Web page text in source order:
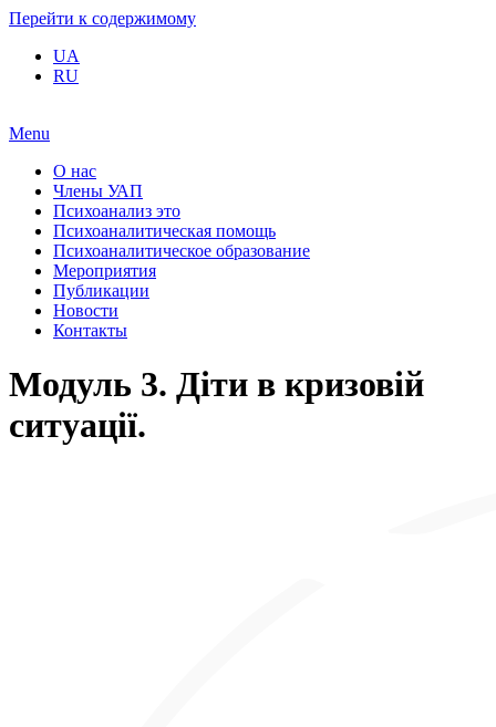
Перейти к содержимому
UA
RU
Menu
О нас
Члены УАП
Психоанализ это
Психоаналитическая помощь
Психоаналитическое образование
Мероприятия
Публикации
Новости
Контакты
Модуль 3. Діти в кризовій
ситуації.